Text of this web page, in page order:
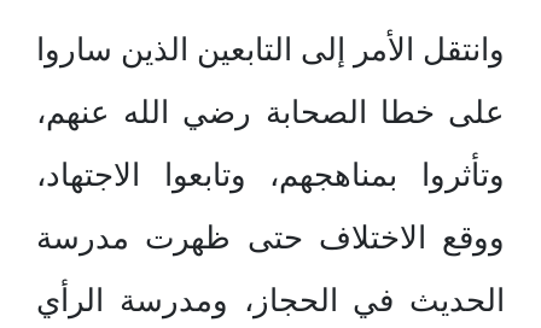
وانتقل الأمر إلى التابعين الذين ساروا
على خطا الصحابة رضي الله عنهم،
وتأثروا بمناهجهم، وتابعوا الاجتهاد،
ووقع الاختلاف حتى ظهرت مدرسة
الحديث في الحجاز، ومدرسة الرأي